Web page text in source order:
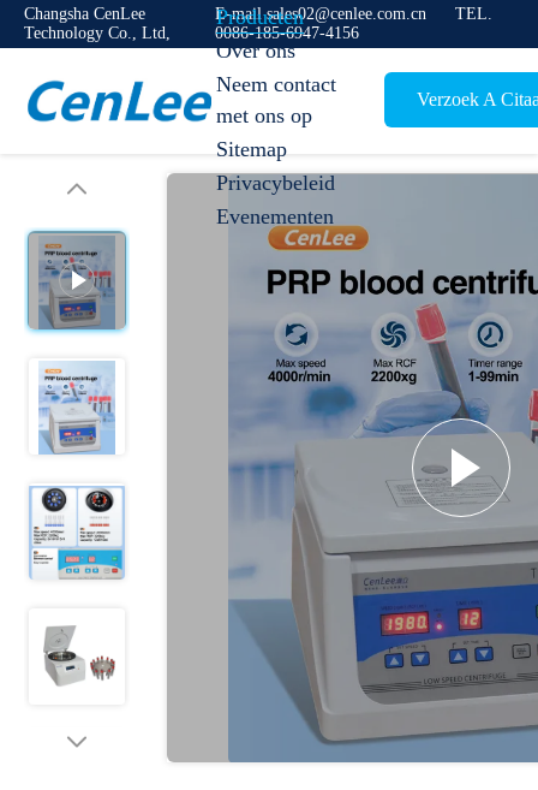
Changsha CenLee
Technology Co., Ltd,
E-mail sales02@cenlee.com.cn
TEL.
0086-185-6947-4156
Producten
Over ons
Neem contact
met ons op
Sitemap
Privacybeleid
Evenementen
Verzoek A